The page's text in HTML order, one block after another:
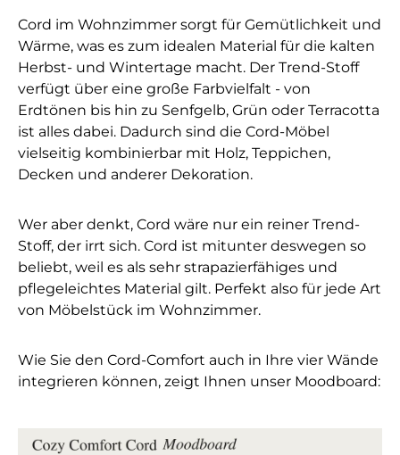
Cord im Wohnzimmer sorgt für Gemütlichkeit und
Wärme, was es zum idealen Material für die kalten
Herbst- und Wintertage macht. Der Trend-Stoff
verfügt über eine große Farbvielfalt - von
Erdtönen bis hin zu Senfgelb, Grün oder Terracotta
ist alles dabei. Dadurch sind die Cord-Möbel
vielseitig kombinierbar mit Holz, Teppichen,
Decken und anderer Dekoration.
Wer aber denkt, Cord wäre nur ein reiner Trend-
Stoff, der irrt sich. Cord ist mitunter deswegen so
beliebt, weil es als sehr strapazierfähiges und
pflegeleichtes Material gilt. Perfekt also für jede Art
von Möbelstück im Wohnzimmer.
Wie Sie den Cord-Comfort auch in Ihre vier Wände
integrieren können, zeigt Ihnen unser Moodboard: